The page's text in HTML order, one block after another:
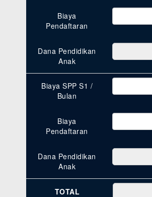
Biaya
Pendaftaran
Dana Pendidikan
Anak
Biaya SPP S1 /
Bulan
Biaya
Pendaftaran
Dana Pendidikan
Anak
TOTAL